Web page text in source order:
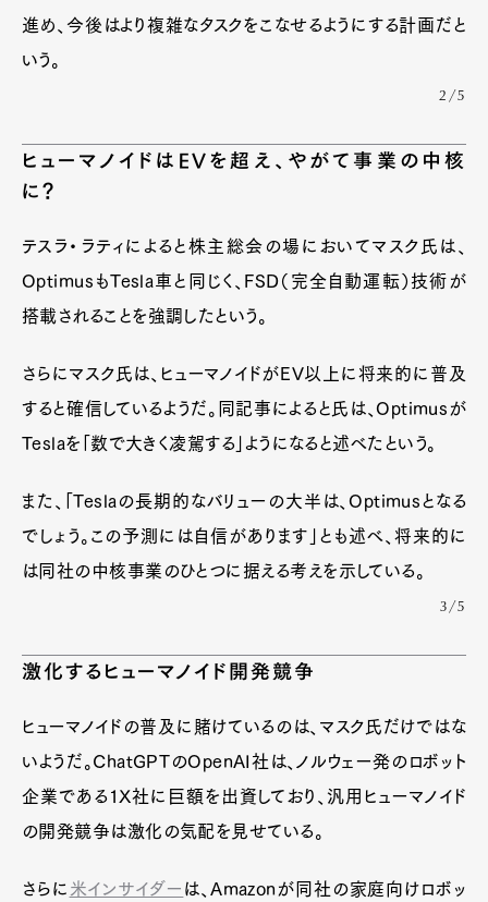
進め、今後はより複雑なタスクをこなせるようにする計画だと
いう。
2/5
ヒューマノイドはEVを超え、やがて事業の中核
に？
テスラ・ラティによると株主総会の場においてマスク氏は、
OptimusもTesla車と同じく、FSD（完全自動運転）技術が
搭載されることを強調したという。
さらにマスク氏は、ヒューマノイドがEV以上に将来的に普及
すると確信しているようだ。同記事によると氏は、Optimusが
Teslaを「数で大きく凌駕する」ようになると述べたという。
また、「Teslaの長期的なバリューの大半は、Optimusとなる
でしょう。この予測には自信があります」とも述べ、将来的に
は同社の中核事業のひとつに据える考えを示している。
3/5
激化するヒューマノイド開発競争
ヒューマノイドの普及に賭けているのは、マスク氏だけではな
いようだ。ChatGPTのOpenAI社は、ノルウェー発のロボット
企業である1X社に巨額を出資しており、汎用ヒューマノイド
の開発競争は激化の気配を見せている。
さらに 米インサイダー は、Amazonが同社の家庭向けロボッ